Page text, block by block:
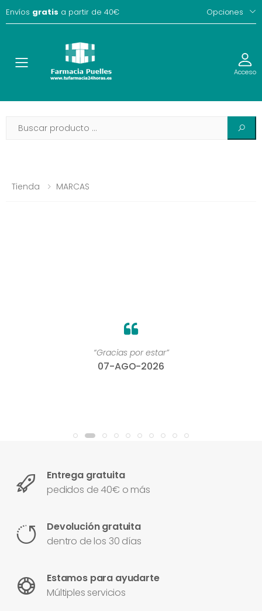
Envíos gratis a partir de 40€ Opciones
Toggle Acceso
Tienda MARCAS
“Gracias por estar”
07-AGO-2026
Entrega gratuita
pedidos de 40€ o más
Devolución gratuita
dentro de los 30 días
Estamos para ayudarte
Múltiples servicios